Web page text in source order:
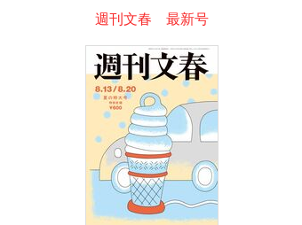
の国から』倉本聰氏（91...
て
週刊文春 最新号